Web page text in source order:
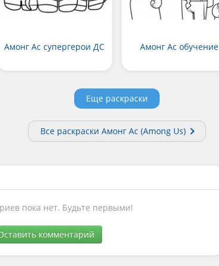
Амонг Ас супергерои ДС Амонг Ас обучение
Еще раскраски
Все раскраски Амонг Ас (Among Us)
пока нет. Будьте первыми!
комментарий